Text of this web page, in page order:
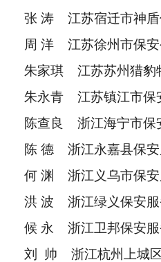
张 涛 江苏宿迁市神盾
周 洋 江苏徐州市保安
朱家琪 江苏苏州猎豹
朱永青 江苏镇江市保
陈查良 浙江海宁市保
陈 德 浙江永嘉县保安
何 渊 浙江义乌市保安
洪 波 浙江绿义保安服
候 永 浙江卫邦保安
刘 帅 浙江杭州上城